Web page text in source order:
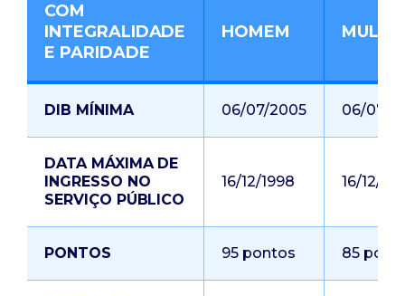
COM
INTEGRALIDADE
E PARIDADE
HOMEM
DIB MÍNIMA 06/07/2005 06/07/
DATA MÁXIMA DE
INGRESSO NO
SERVIÇO PÚBLICO
16/12/1998 16/12/
PONTOS 95 pontos 85